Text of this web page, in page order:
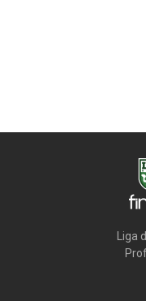
Liga